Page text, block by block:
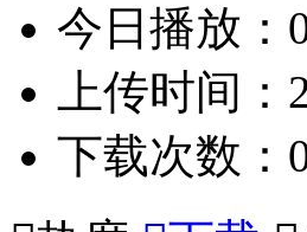
今日播放：
上传时间：
下载次数：